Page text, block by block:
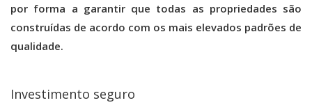
por forma a garantir que todas as propriedades são
construídas de acordo com os mais elevados padrões de
qualidade.
Investimento seguro